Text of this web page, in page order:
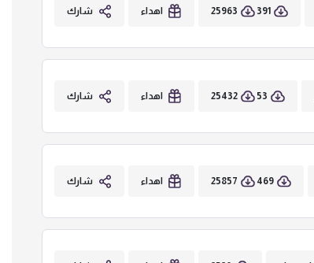
391
25963 اهداء شارك
53
25432 اهداء شارك
469
25857 اهداء شارك